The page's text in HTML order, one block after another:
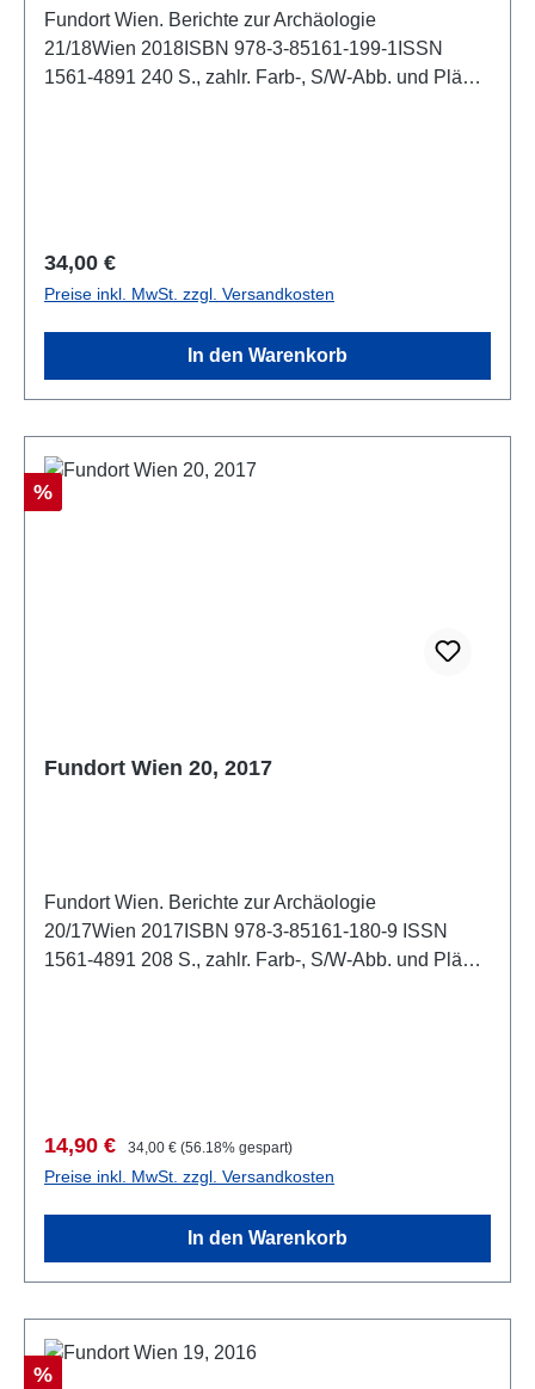
Fundort Wien. Berichte zur Archäologie
21/18Wien 2018ISBN 978-3-85161-199-1ISSN
1561-4891 240 S., zahlr. Farb-, S/W-Abb. und Pläne
Regulärer Preis:
34,00 €
Preise inkl. MwSt. zzgl. Versandkosten
In den Warenkorb
Rabatt
%
Fundort Wien 20, 2017
Fundort Wien. Berichte zur Archäologie
20/17Wien 2017ISBN 978-3-85161-180-9 ISSN
1561-4891 208 S., zahlr. Farb-, S/W-Abb. und Pläne
Verkaufspreis:
14,90 € Regulärer Preis:
34,00 € (56.18% gespart)
Preise inkl. MwSt. zzgl. Versandkosten
In den Warenkorb
Rabatt
%